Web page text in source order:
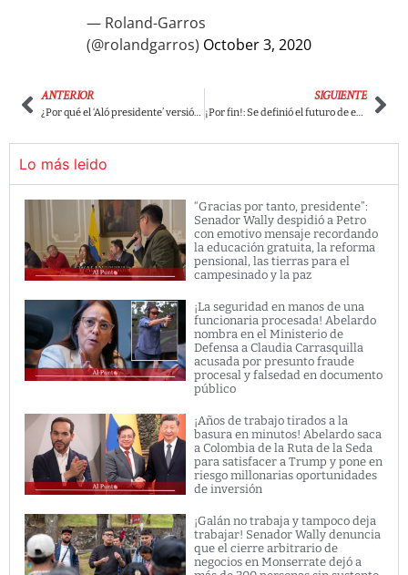
— Roland-Garros
(@rolandgarros) October 3, 2020
ANTERIOR
¿Por qué el ‘Aló presidente’ versión criolla seguirá al aire?
SIGUIENTE
¡Por fin!: Se definió el futuro de explotación de oro en Santurbán
Lo más leido
“Gracias por tanto, presidente”:
Senador Wally despidió a Petro
con emotivo mensaje recordando
la educación gratuita, la reforma
pensional, las tierras para el
campesinado y la paz
¡La seguridad en manos de una
funcionaria procesada! Abelardo
nombra en el Ministerio de
Defensa a Claudia Carrasquilla
acusada por presunto fraude
procesal y falsedad en documento
público
¡Años de trabajo tirados a la
basura en minutos! Abelardo saca
a Colombia de la Ruta de la Seda
para satisfacer a Trump y pone en
riesgo millonarias oportunidades
de inversión
¡Galán no trabaja y tampoco deja
trabajar! Senador Wally denuncia
que el cierre arbitrario de
negocios en Monserrate dejó a